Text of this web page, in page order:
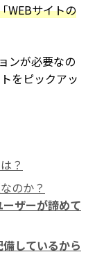
WEBサイトの
ンが必要なの
をピックアッ
？
のか？
ザーが諦めて
しているから